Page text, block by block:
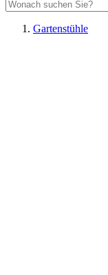
Gartenstühle